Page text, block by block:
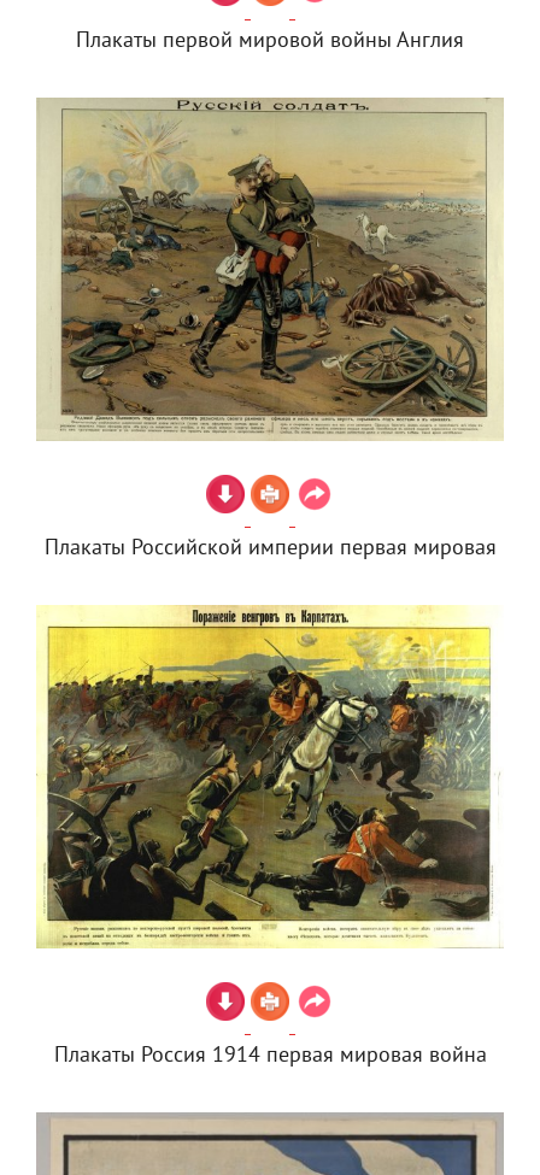
Плакаты первой мировой войны Англия
Плакаты Российской империи первая мировая
Плакаты Россия 1914 первая мировая война